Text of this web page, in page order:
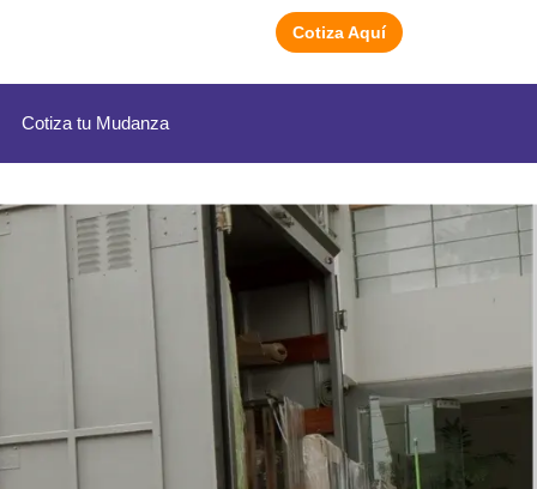
Cotiza Aquí
Cotiza tu Mudanza